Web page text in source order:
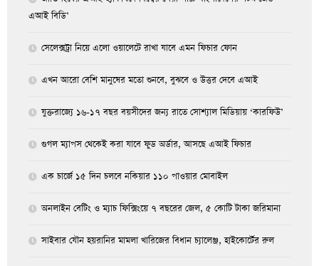
এআই বিডি’
সেলেক্সট্রা নিয়ে এলো ওয়ালেটে রাখা যাবে এমন ফিচার ফোন
এখন আরো বেশি মানুষের মতো শুনবে, বুঝবে ও উত্তর দেবে এআই
যুক্তরাজ্যে ১৬-১৭ বছর বয়সীদের জন্য রাতে সোশ্যাল মিডিয়ায় ‘কারফিউ’
গুগল ম্যাপস থেকেই করা যাবে ফুড অর্ডার, আসছে এআই ফিচার
এক চার্জে ১৫ দিন চলবে নকিয়ার ১১০ পাওয়ার মোবাইল
অনলাইন বেটিং ও ম্যাচ ফিক্সিংয়ে ৭ বছরের জেল, ৫ কোটি টাকা জরিমানা
সাইবার যৌন হয়রানির মামলা খারিজের বিধান চ্যালেঞ্জ, হাইকোর্টের রুল